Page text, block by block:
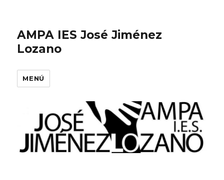
AMPA IES José Jiménez
Lozano
MENÚ